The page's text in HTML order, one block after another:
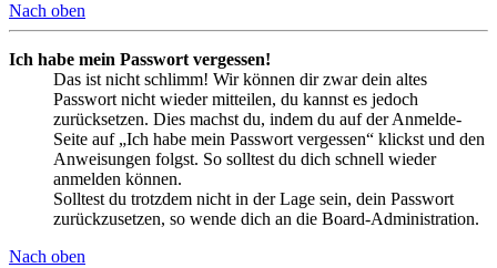
Nach oben
Ich habe mein Passwort vergessen!
Das ist nicht schlimm! Wir können dir zwar dein altes
Passwort nicht wieder mitteilen, du kannst es jedoch
zurücksetzen. Dies machst du, indem du auf der Anmelde-
Seite auf „Ich habe mein Passwort vergessen“ klickst und den
Anweisungen folgst. So solltest du dich schnell wieder
anmelden können.
Solltest du trotzdem nicht in der Lage sein, dein Passwort
zurückzusetzen, so wende dich an die Board-Administration.
Nach oben